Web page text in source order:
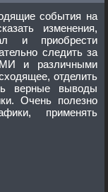
события на
следить за
верные выводы